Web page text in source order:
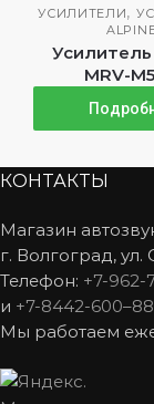
УСИЛИТЕЛИ,
MRV-
КОНТАКТЫ
Магазин
г. Волгоград,
Телефон: +7-962-
и +7-8442-
Мы работаем